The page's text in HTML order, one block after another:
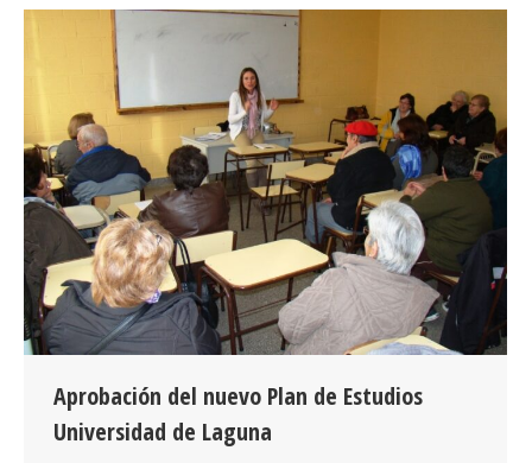
Aprobación del nuevo Plan de Estudios
Universidad de Laguna